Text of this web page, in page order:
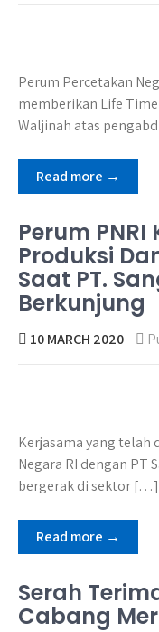
Perum Percetakan
memberikan Life
Waljinah atas
Read more →
Perum
Produksi
Saat PT.
Berkunjung
10 MARCH 2020
Kerjasama yang telah
Negara RI dengan PT
bergerak di sektor […]
Read more →
Serah
Cabang